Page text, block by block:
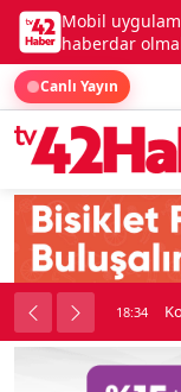
Mobil
haberdar
Canlı Yayın
18:34